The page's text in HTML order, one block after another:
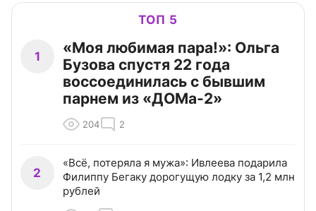
ТОП 5
1
«Моя любимая пара!»: Ольга
Бузова спустя 22 года
воссоединилась с бывшим
парнем из «ДОМа-2»
204 2
2
«Всё, потеряла я мужа»: Ивлеева подарила
Филиппу Бегаку дорогущую лодку за 1,2 млн
рублей